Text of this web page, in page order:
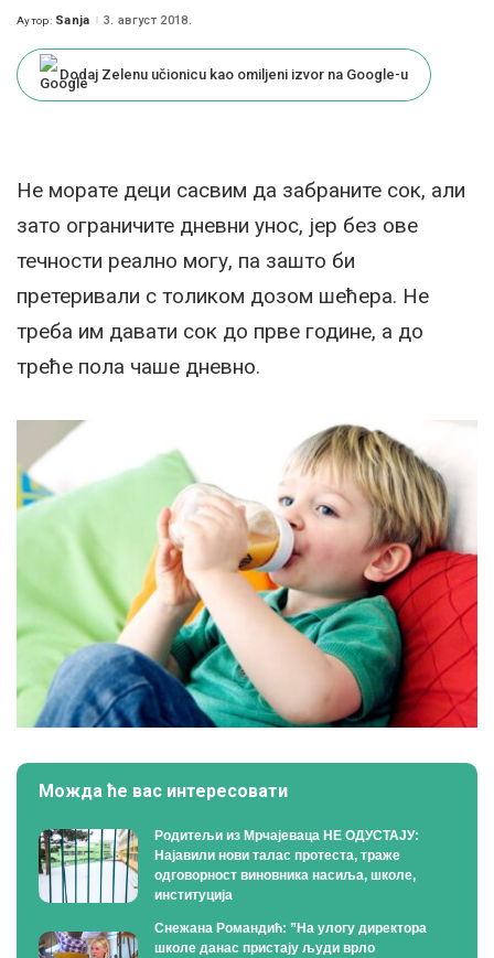
Posted
Аутор: Sanja 3. август 2018.
Dodaj Zelenu učionicu kao omiljeni izvor na Google-u
Не морате деци сасвим да забраните сок, али
зато ограничите дневни унос, јер без ове
течности реално могу, па зашто би
претеривали с толиком дозом шећера. Не
треба им давати сок до прве године, а до
треће пола чаше дневно.
Можда ће вас интересовати
Родитељи из Мрчајеваца НЕ ОДУСТАЈУ:
Најавили нови талас протеста, траже
одговорност виновника насиља, школе,
институција
Снежана Романдић: ”На улогу директора
школе данас пристају људи врло